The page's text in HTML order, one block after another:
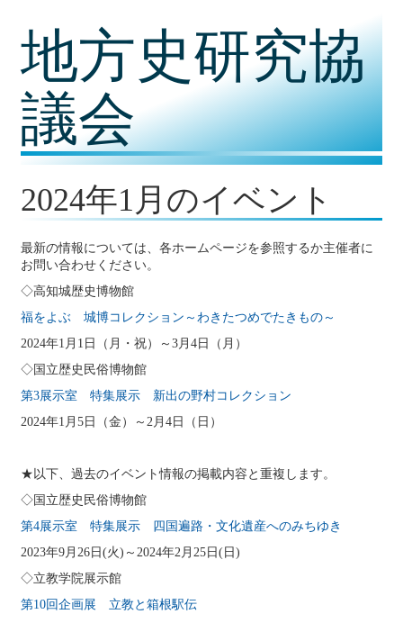
地方史研究協
議会
2024年1月のイベント
最新の情報については、各ホームページを参照するか主催者に
お問い合わせください。
◇高知城歴史博物館
福をよぶ 城博コレクション～わきたつめでたきもの～
2024年1月1日（月・祝）～3月4日（月）
◇国立歴史民俗博物館
第3展示室 特集展示 新出の野村コレクション
2024年1月5日（金）～2月4日（日）
★以下、過去のイベント情報の掲載内容と重複します。
◇国立歴史民俗博物館
第4展示室 特集展示 四国遍路・文化遺産へのみちゆき
2023年9月26日(火)～2024年2月25日(日)
◇立教学院展示館
第10回企画展 立教と箱根駅伝